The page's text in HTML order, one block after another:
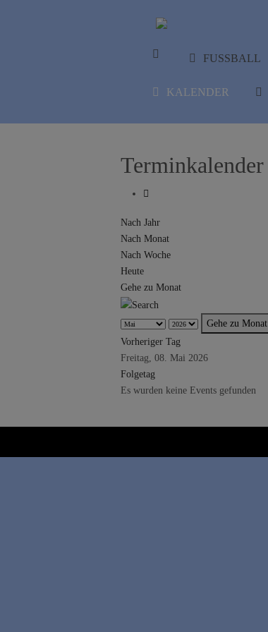
FUSSBALL
KALENDER
Terminkalender
Nach Jahr
Nach Monat
Nach Woche
Heute
Gehe zu Monat
Gehe zu Monat
Vorheriger Tag
Freitag, 08. Mai 2026
Folgetag
Es wurden keine Events gefunden